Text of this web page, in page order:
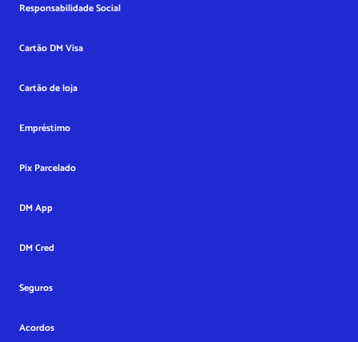
Responsabilidade Social
Cartão DM Visa
Cartão de loja
Empréstimo
Pix Parcelado
DM App
DM Cred
Seguros
Acordos